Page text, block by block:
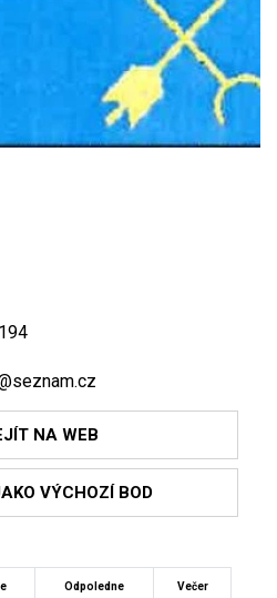
NA WEB
VÝCHOZÍ BOD
Odpoledne Večer